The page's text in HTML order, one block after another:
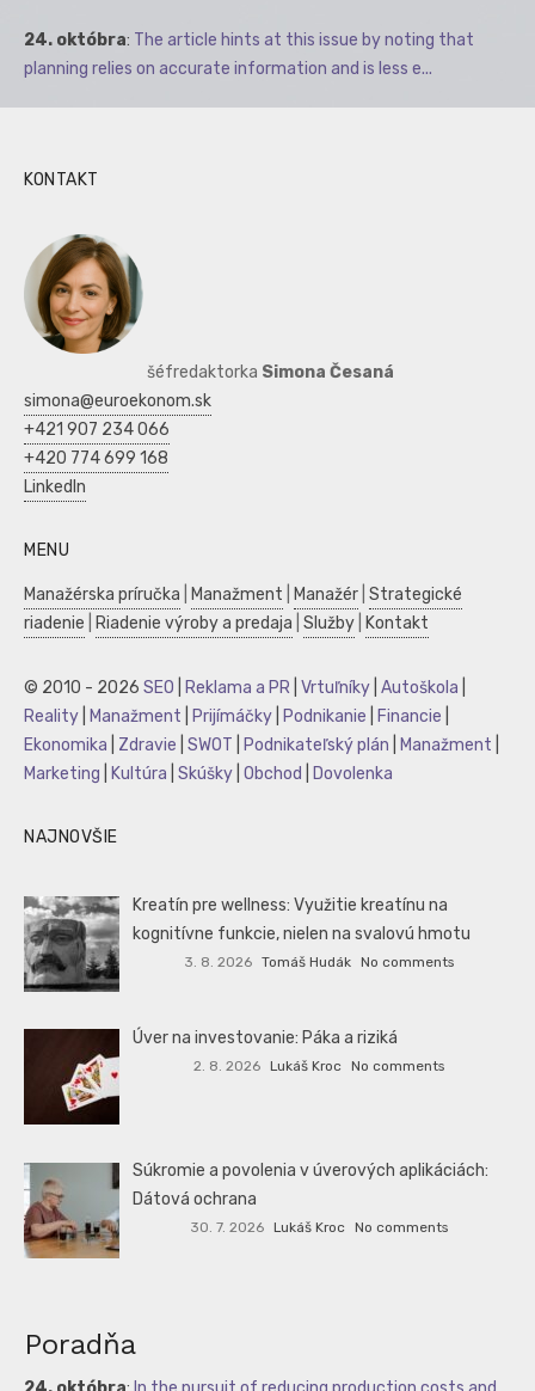
24. októbra: The article hints at this issue by noting that
planning relies on accurate information and is less e...
KONTAKT
šéfredaktorka Simona Česaná
simona@euroekonom.sk
+421 907 234 066
+420 774 699 168
LinkedIn
MENU
Manažérska príručka Manažment Manažér Strategické
riadenie
Riadenie výroby a predaja Služby Kontakt
© 2010 - 2026 SEO Reklama a PR Vrtuľníky Autoškola
Reality
Manažment Prijímáčky Podnikanie Financie
Ekonomika
Zdravie SWOT Podnikateľský plán Manažment
Marketing
Kultúra Skúšky Obchod Dovolenka
NAJNOVŠIE
Kreatín pre wellness: Využitie kreatínu na
kognitívne funkcie, nielen na svalovú hmotu
3. 8. 2026 Tomáš Hudák No comments
Úver na investovanie: Páka a riziká
2. 8. 2026 Lukáš Kroc No comments
Súkromie a povolenia v úverových aplikáciách:
Dátová ochrana
30. 7. 2026 Lukáš Kroc No comments
Poradňa